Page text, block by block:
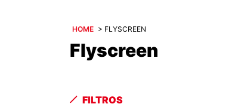
HOME > FLYSCREEN
Flyscreen
FILTROS